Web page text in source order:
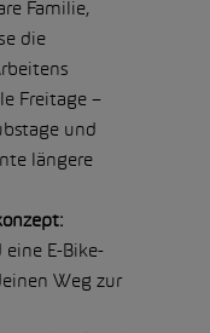
Familie,
die
Freitage –
und
längere
eine E-Bike-
Weg zur